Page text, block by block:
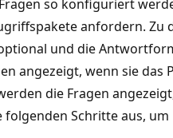
so konfiguriert
anfordern. Zu
und die
angezeigt, wenn sie das
die Fragen
Schritte aus,